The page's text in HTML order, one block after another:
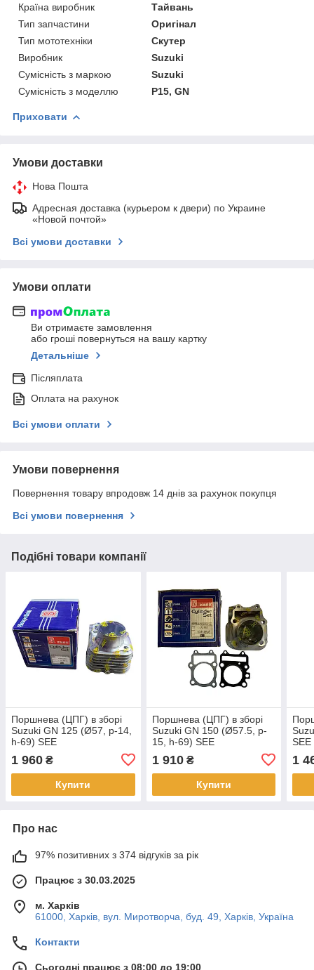
Країна виробник
Тайвань
Тип запчастини
Оригінал
Тип мототехніки
Скутер
Виробник
Suzuki
Сумісність з маркою
Suzuki
Сумісність з моделлю
P15, GN
Приховати
Умови доставки
Нова Пошта
Адресная доставка (курьером к двери) по Украине
«Новой почтой»
Всі умови доставки
Умови оплати
Ви отримаєте замовлення
або гроші повернуться на вашу картку
Детальніше
Післяплата
Оплата на рахунок
Всі умови оплати
Умови повернення
Повернення товару впродовж 14 днів за рахунок покупця
Всі умови повернення
Подібні товари компанії
Поршнева (ЦПГ) в зборі
Suzuki GN 125 (Ø57, p-14,
h-69) SEE
1 960 ₴
Купити
Поршнева (ЦПГ) в зборі
Suzuki GN 150 (Ø57.5, p-
15, h-69) SEE
1 910₴
Купити
SEE
1
Про нас
97% позитивних з 374 відгуків за рік
Працює з 30.03.2025
м. Харків
61000, Харків, вул. Миротворча, буд. 49, Харків, Україна
Контакти
Сьогодні працює з 08:00 до 19:00